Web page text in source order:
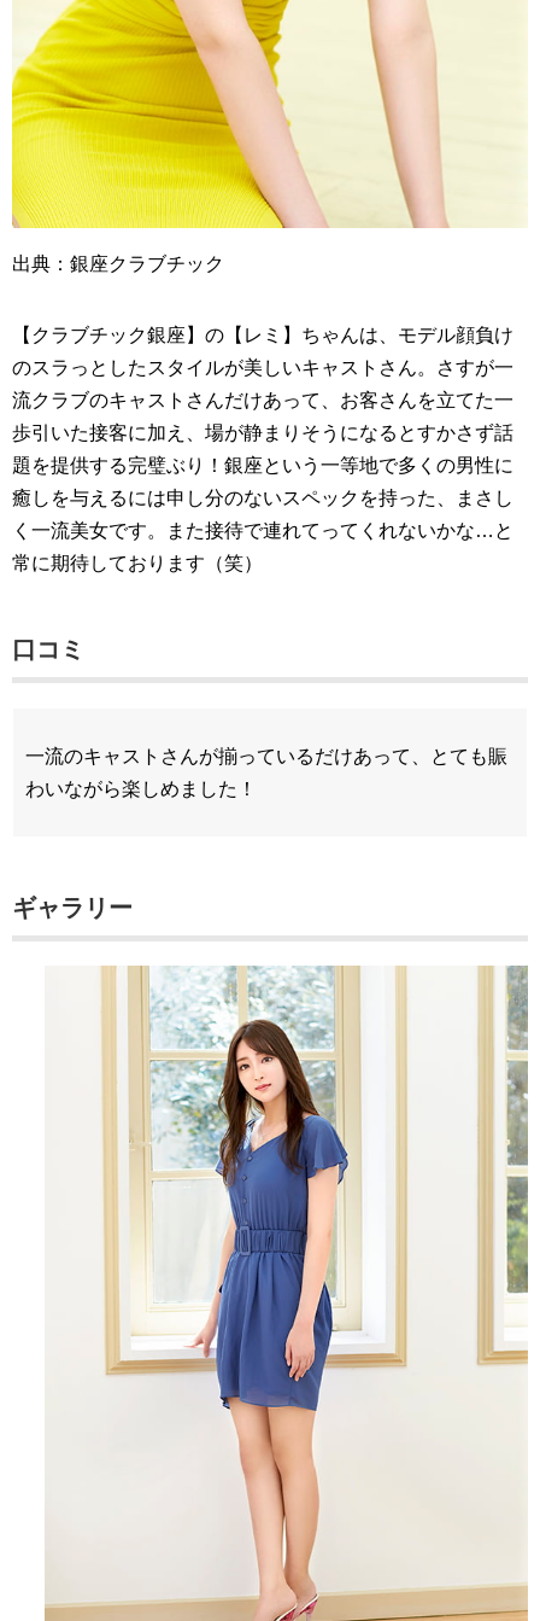
出典：銀座クラブチック
【クラブチック銀座】の【レミ】ちゃんは、モデル顔負け
のスラっとしたスタイルが美しいキャストさん。さすが一
流クラブのキャストさんだけあって、お客さんを立てた一
歩引いた接客に加え、場が静まりそうになるとすかさず話
題を提供する完璧ぶり！銀座という一等地で多くの男性に
癒しを与えるには申し分のないスペックを持った、まさし
く一流美女です。また接待で連れてってくれないかな…と
常に期待しております（笑）
口コミ
一流のキャストさんが揃っているだけあって、とても賑
わいながら楽しめました！
ギャラリー